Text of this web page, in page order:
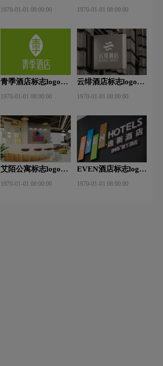
1970-01-01 08:00:00 1970-01-01 08:00:00
青季酒店标志logo图
1970-01-01 08:00:00
云绯酒店标志logo图
1970-01-01 08:00:00
艾陌公寓标志logo图
1970-01-01 08:00:00
EVEN酒店标志logo
1970-01-01 08:00:00